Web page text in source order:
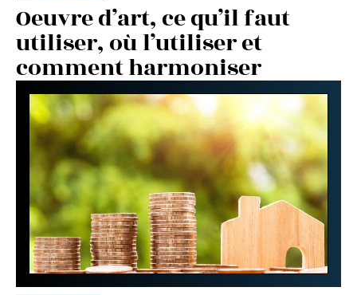
Oeuvre d’art, ce qu’il faut
utiliser, où l’utiliser et
comment harmoniser